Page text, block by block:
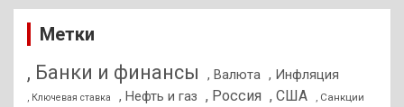
Метки
, Банки и финансы , Валюта , Инфляция
, Ключевая ставка , Нефть и газ , Россия , США , Санкции